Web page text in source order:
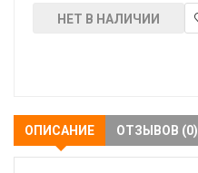
НЕТ В НАЛИЧИИ
ОПИСАНИЕ ОТЗЫВОВ (0)